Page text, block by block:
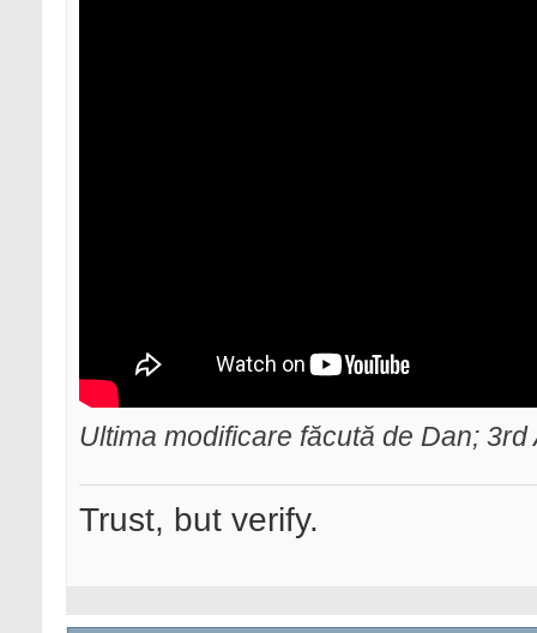
Ultima modificare făcută de Dan;
Trust, but verify.